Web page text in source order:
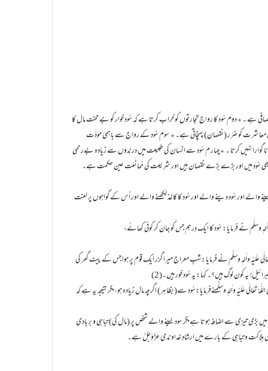
ہے ۔٭دوم سُود کا رواج تجارتوں کو خراب کرتا ہے کہ سُود خوار کو بے محنت مال کا
معاشرت کو ضَرَر (نقصان) پہنچاتی ہے۔٭ سوم سُود کے رواج سے باہمی موَدَّت
گوارا نہیں کرتا ۔ ٭چہار م سُود سے انسان کی طبیعت میں درندوں سے زیادہ بےرحمی
بھی سُود میں اور بڑے بڑے نقصان ہیں اور شریعت کی مُمانَعَت عین حکمت ہے۔
والے اور سُود دینے والے اور سُود کا کاغذ لکھنے والے اور اُس کے گواہوں پر لعنت
عَلَیْہِ واٰلہٖ وسلَّم نے فرمایا: شبِ معراج میرا گزر ایک قوم پر ہوا جس کے پیٹ گھر کی
یہ کون لوگ ہیں؟۔ کہا:یہ سُود خور ہیں۔(2)
عَلَیْہِ واٰلہٖ وسلَّمنےفرمایا:سُود سے(بظاہر) اگرچہ مال زیادہ ہو،مگر نتیجہ یہ ہے کہ
تیزی سے اضافہ ہوتا ہےمگر سود لینے والے شخص پر (مال کی) تباہی و بربادی